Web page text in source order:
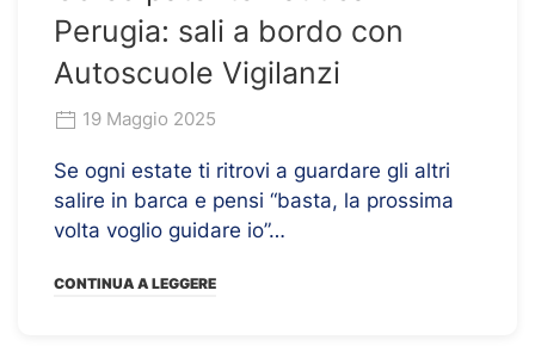
Perugia: sali a bordo con
Autoscuole Vigilanzi
19 Maggio 2025
Se ogni estate ti ritrovi a guardare gli altri
salire in barca e pensi “basta, la prossima
volta voglio guidare io”…
CONTINUA A LEGGERE